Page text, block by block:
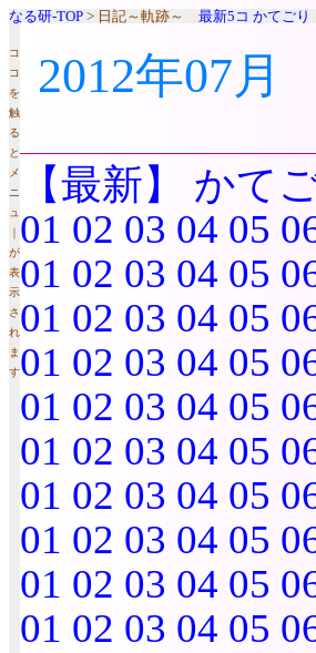
なる研-TOP > 日記～軌跡～ 最新5コ かてごり
コ
コ
を
触
る
と
メ
ニ
ュ
｜
が
表
示
さ
れ
ま
す
2012年07月
【最新】 かて
01 02 03 04 05
01 02 03 04 05
01 02 03 04 05
01 02 03 04 05
01 02 03 04 05
01 02 03 04 05
01 02 03 04 05
01 02 03 04 05
01 02 03 04 05
01 02 03 04 05